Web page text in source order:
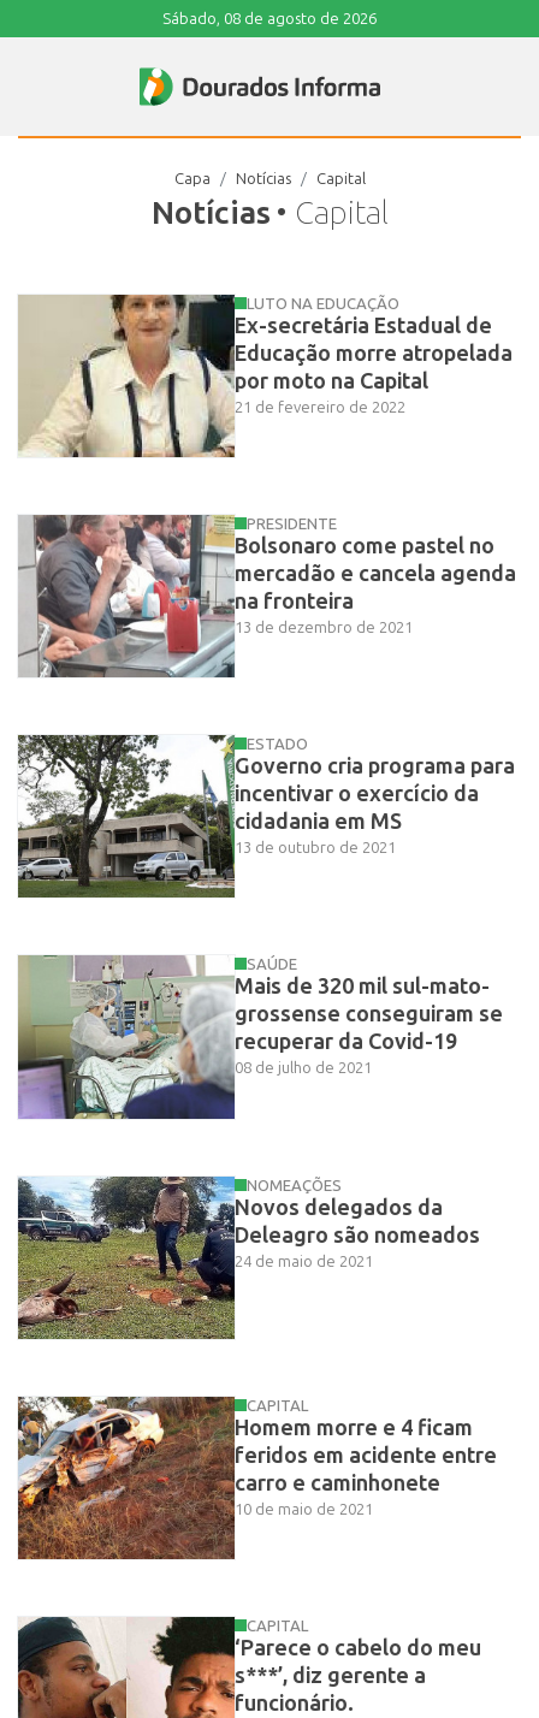
Sábado, 08 de agosto de 2026
Notícias • Capital
Capa Notícias Capital
LUTO NA EDUCAÇÃO
Ex-secretária Estadual de
Educação morre atropelada
por moto na Capital
21 de fevereiro de 2022
PRESIDENTE
Bolsonaro come pastel no
mercadão e cancela agenda
na fronteira
13 de dezembro de 2021
ESTADO
Governo cria programa para
incentivar o exercício da
cidadania em MS
13 de outubro de 2021
SAÚDE
Mais de 320 mil sul-mato-
grossense conseguiram se
recuperar da Covid-19
08 de julho de 2021
NOMEAÇÕES
Novos delegados da
Deleagro são nomeados
24 de maio de 2021
CAPITAL
Homem morre e 4 ficam
feridos em acidente entre
carro e caminhonete
10 de maio de 2021
CAPITAL
‘Parece o cabelo do meu
s***’, diz gerente a
funcionário.